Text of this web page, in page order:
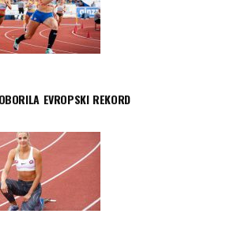
EVROPSKI REKORD